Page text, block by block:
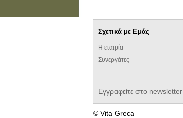
Σχετικά με Εμάς
Η εταιρία
Συνεργάτες
Εγγραφείτε στο newsletter
© Vita Greca